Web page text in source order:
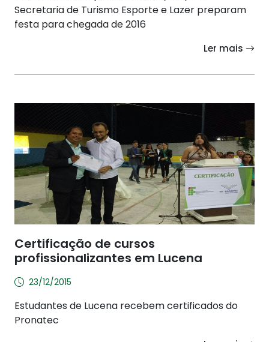
Secretaria de Turismo Esporte e Lazer preparam
festa para chegada de 2016
Ler mais
Certificação de cursos
profissionalizantes em Lucena
23/12/2015
Estudantes de Lucena recebem certificados do
Pronatec